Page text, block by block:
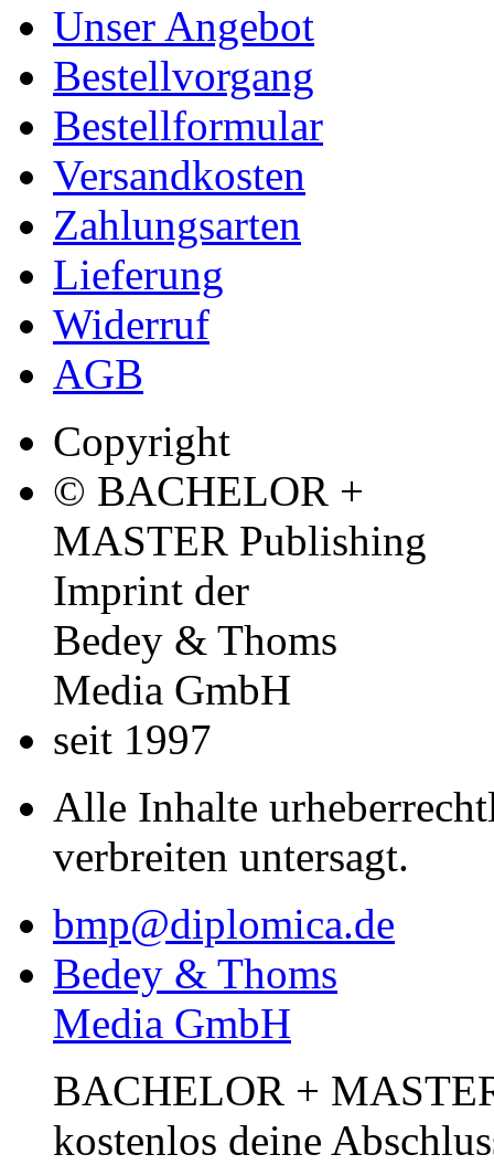
Unser Angebot
Bestellvorgang
Bestellformular
Versandkosten
Zahlungsarten
Lieferung
Widerruf
AGB
Copyright
© BACHELOR +
MASTER Publishing
Imprint der
Bedey & Thoms
Media GmbH
seit 1997
Alle Inhalte
verbreiten untersagt.
bmp@diplomica.de
Bedey & Thoms
Media GmbH
BACHELOR +
kostenlos deine